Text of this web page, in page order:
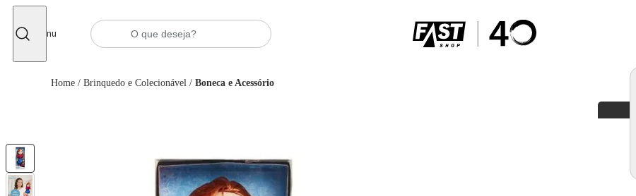
Menu
Home / Brinquedo e Colecionável / Boneca e Acessório